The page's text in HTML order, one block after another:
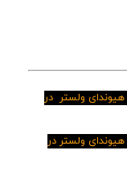
هیوندای ولستر در
هیوندای ولستر در